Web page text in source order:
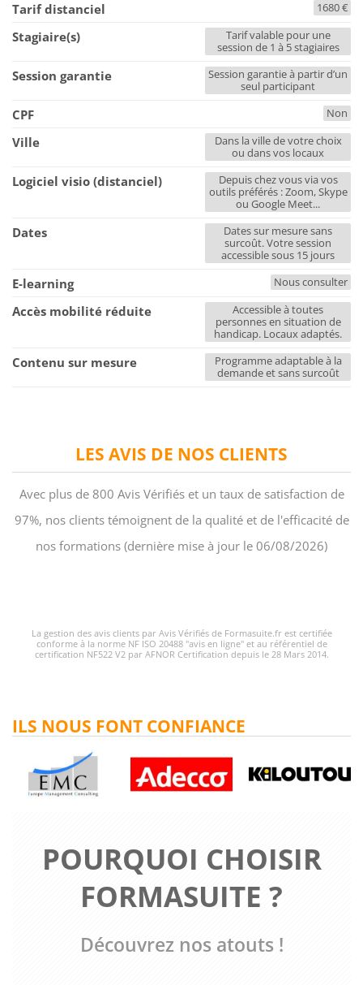
LES AVIS DE NOS CLIENTS
Avec plus de 800 Avis Vérifiés et un taux de satisfaction de
97%, nos clients témoignent de la qualité et de l'efficacité de
nos formations (dernière mise à jour le 06/08/2026)
La gestion des avis clients par Avis Vérifiés de Formasuite.fr est certifiée
conforme à la norme NF ISO 20488 "avis en ligne" et au référentiel de
certification NF522 V2 par AFNOR Certification depuis le 28 Mars 2014.
POURQUOI CHOISIR
FORMASUITE ?
Découvrez nos atouts !
ILS NOUS FONT CONFIANCE
Tarif distanciel 1680 €
Stagiaire(s)
Tarif valable pour une
session de 1 à 5 stagiaires
Session garantie
Session garantie à partir d’un
seul participant
CPF Non
Ville
Dans la ville de votre choix
ou dans vos locaux
Logiciel visio (distanciel)
Depuis chez vous via vos
outils préférés : Zoom, Skype
ou Google Meet...
Dates
Dates sur mesure sans
surcoût. Votre session
accessible sous 15 jours
E-learning Nous consulter
Accès mobilité réduite
Accessible à toutes
personnes en situation de
handicap. Locaux adaptés.
Contenu sur mesure
Programme adaptable à la
demande et sans surcoût